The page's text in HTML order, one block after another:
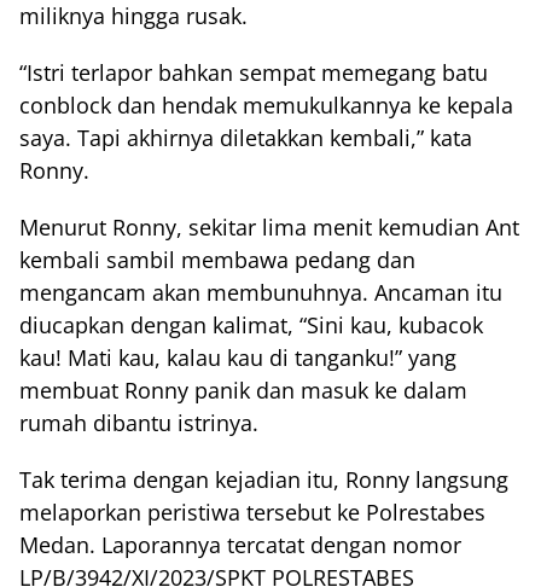
miliknya hingga rusak.
“Istri terlapor bahkan sempat memegang batu
conblock dan hendak memukulkannya ke kepala
saya. Tapi akhirnya diletakkan kembali,” kata
Ronny.
Menurut Ronny, sekitar lima menit kemudian Ant
kembali sambil membawa pedang dan
mengancam akan membunuhnya. Ancaman itu
diucapkan dengan kalimat, “Sini kau, kubacok
kau! Mati kau, kalau kau di tanganku!” yang
membuat Ronny panik dan masuk ke dalam
rumah dibantu istrinya.
Tak terima dengan kejadian itu, Ronny langsung
melaporkan peristiwa tersebut ke Polrestabes
Medan. Laporannya tercatat dengan nomor
LP/B/3942/XI/2023/SPKT POLRESTABES